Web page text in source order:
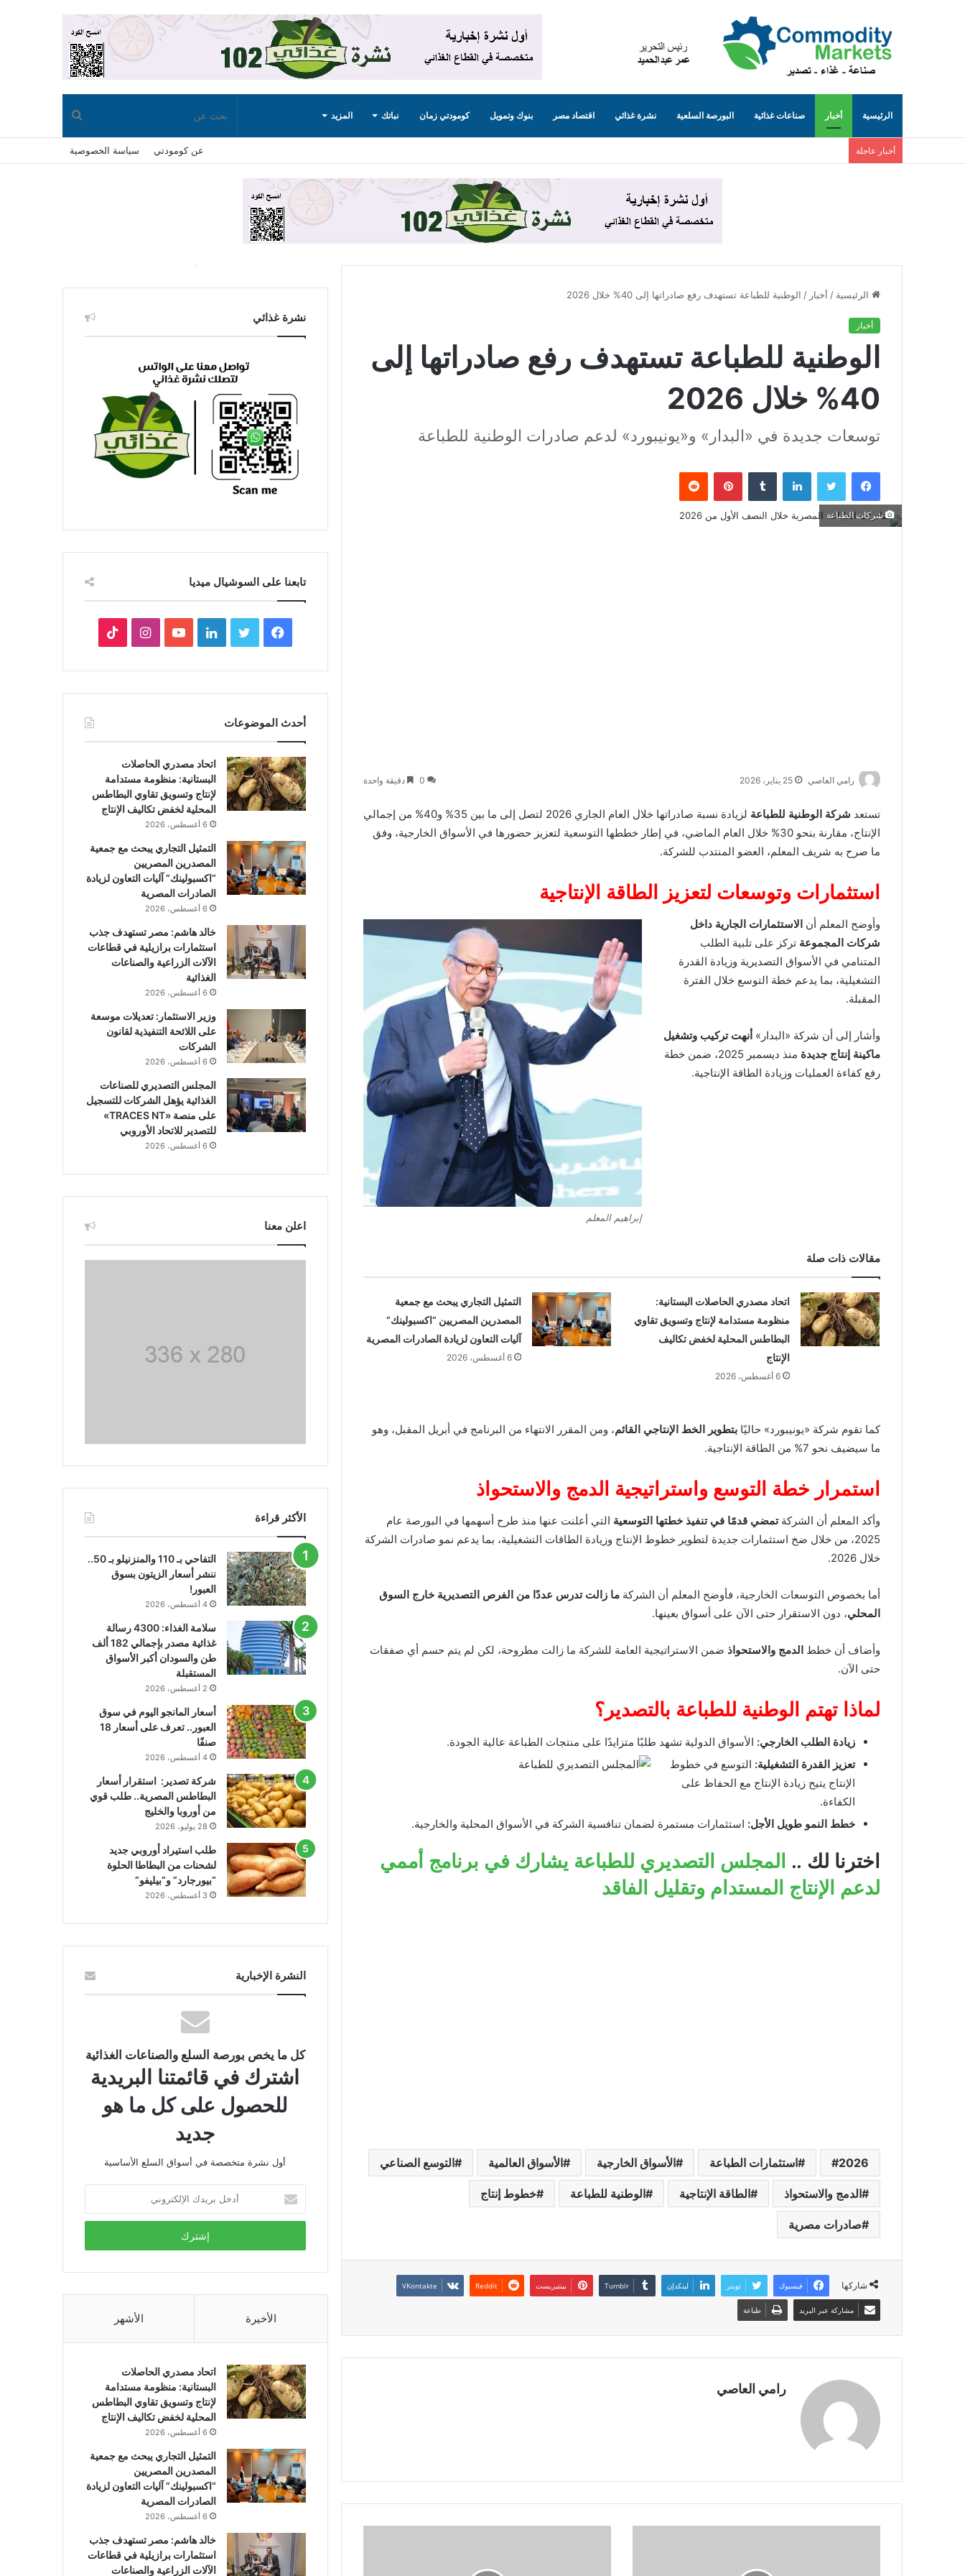
الرئيسية أخبار صناعات غذائية البورصة السلعية نشرة غذائي اقتصاد مصر بنوك وتمويل كومودتي زمان نباتك المزيد بحث
عن
أخبار عاجلة عن كومودتي سياسة الخصوصية
الرئيسية / أخبار / الوطنية للطباعة تستهدف رفع صادراتها إلى 40% خلال 2026
أخبار
الوطنية للطباعة تستهدف رفع صادراتها إلى
40% خلال 2026
توسعات جديدة في «البدار» و«يونيبورد» لدعم صادرات الوطنية للطباعة
فيسبوك تويتر لينكدإن بينتيريست
شركات الطباعة
رامي العاصي 25 يناير، 2026 0 دقيقة واحدة
تستعد شركة الوطنية للطباعة
لزيادة نسبة صادراتها خلال العام الجاري 2026 لتصل إلى ما بين 35% و40% من إجمالي
الإنتاج، مقارنة بنحو 30% خلال العام الماضي، في إطار خططها التوسعية لتعزيز حضورها في الأسواق الخارجية، وفق
ما صرح به شريف المعلم، العضو المنتدب للشركة.
استثمارات وتوسعات لتعزيز الطاقة الإنتاجية
إبراهيم المعلم
وأوضح المعلم أن الاستثمارات الجارية داخل
شركات المجموعة تركز على تلبية الطلب
المتنامي في الأسواق التصديرية وزيادة القدرة
التشغيلية، بما يدعم خطة التوسع خلال الفترة
المقبلة.
وأشار إلى أن شركة «البدار» أنهت تركيب وتشغيل
ماكينة إنتاج جديدة
منذ ديسمبر 2025، ضمن خطة
رفع كفاءة العمليات وزيادة الطاقة الإنتاجية.
مقالات ذات صلة
اتحاد مصدري الحاصلات البستانية:
منظومة مستدامة لإنتاج وتسويق تقاوي
البطاطس المحلية لخفض تكاليف
الإنتاج
6 أغسطس، 2026
التمثيل التجاري يبحث مع جمعية
المصدرين المصريين “اكسبولينك”
آليات التعاون لزيادة الصادرات المصرية
6 أغسطس، 2026
كما تقوم شركة «يونيبورد» حاليًا بتطوير الخط الإنتاجي القائم، ومن المقرر الانتهاء من البرنامج في أبريل المقبل، وهو
ما سيضيف نحو 7% من الطاقة الإنتاجية.
استمرار خطة التوسع واستراتيجية الدمج والاستحواذ
وأكد المعلم أن الشركةتمضي قدمًا في تنفيذ خطتها التوسعية التي أعلنت عنها منذ طرح أسهمها في البورصة عام
2025، من خلال ضخ استثمارات جديدة لتطوير خطوط الإنتاج وزيادة الطاقات التشغيلية، بما يدعم نمو صادرات الشركة
خلال 2026.
أما بخصوص التوسعات الخارجية، فأوضح المعلم أن الشركة ما زالت تدرس عددًا من الفرص التصديرية خارج السوق
المحلي، دون الاستقرار حتى الآن على أسواق بعينها.
وأضاف أن خطط الدمج والاستحواذ ضمن الاستراتيجية العامة للشركة ما زالت مطروحة، لكن لم يتم حسم أي صفقات
حتى الآن.
لماذا تهتم الوطنية للطباعة بالتصدير؟
زيادة الطلب الخارجي: الأسواق الدولية تشهد طلبًا متزايدًا على منتجات الطباعة عالية الجودة.
تعزيز القدرة التشغيلية: التوسع في خطوط
الإنتاج يتيح زيادة الإنتاج مع الحفاظ على
الكفاءة.
خطط النمو طويل الأجل: استثمارات مستمرة لضمان تنافسية الشركة في الأسواق المحلية والخارجية.
اخترنا لك .. المجلس التصديري للطباعة يشارك في برنامج أممي
لدعم الإنتاج المستدام وتقليل الفاقد
2026 استثمارات الطباعة الأسواق الخارجية الأسواق العالمية التوسع الصناعي
الدمج والاستحواذ الطاقة الإنتاجية الوطنية للطباعة خطوط إنتاج
صادرات مصرية
شاركها فيسبوك تويتر لينكدإن بينتيريست
مشاركة عبر البريد طباعة
رامي العاصي
نشرة غذائي
تابعنا على السوشيال ميديا
فيسبوكتويتر لينكدإنيوتيوبانستقرام
أحدث الموضوعات
اتحاد مصدري الحاصلات
البستانية: منظومة مستدامة
لإنتاج وتسويق تقاوي البطاطس
المحلية لخفض تكاليف الإنتاج
6 أغسطس، 2026
التمثيل التجاري يبحث مع جمعية
المصدرين المصريين
“اكسبولينك” آليات التعاون لزيادة
الصادرات المصرية
6 أغسطس، 2026
خالد هاشم: مصر تستهدف جذب
استثمارات برازيلية في قطاعات
الآلات الزراعية والصناعات
الغذائية
6 أغسطس، 2026
وزير الاستثمار: تعديلات موسعة
على اللائحة التنفيذية لقانون
الشركات
6 أغسطس، 2026
المجلس التصديري للصناعات
الغذائية يؤهل الشركات للتسجيل
على منصة «TRACES NT»
للتصدير للاتحاد الأوروبي
6 أغسطس، 2026
اعلن معنا
الأكثر قراءة
التفاحي بـ 110 والمنزنيلو بـ 50..
ننشر أسعار الزيتون بسوق
العبور!
4 أغسطس، 2026
سلامة الغذاء: 4300 رسالة
غذائية مصدر بإجمالي 182 ألف
طن والسودان أكبر الأسواق
المستقبلة
2 أغسطس، 2026
أسعار المانجو اليوم في سوق
العبور.. تعرف على أسعار 18
صنفًا
4 أغسطس، 2026
شركة تصدير: استقرار أسعار
البطاطس المصرية.. طلب قوي
من أوروبا والخليج
28 يوليو، 2026
طلب استيراد أوروبي جديد
لشحنات من البطاطا الحلوة
“بيورجارد” و”بيليفو”
3 أغسطس، 2026
النشرة الإخبارية
كل ما يخص بورصة السلع والصناعات الغذائية
اشترك في قائمتنا البريدية
للحصول على كل ما هو
جديد
أول نشرة متخصصة في أسواق السلع الأساسية
بريدك
الإلكتروني
الأخيرة الأشهر
اتحاد مصدري الحاصلات
البستانية: منظومة مستدامة
لإنتاج وتسويق تقاوي البطاطس
المحلية لخفض تكاليف الإنتاج
6 أغسطس، 2026
التمثيل التجاري يبحث مع جمعية
المصدرين المصريين
“اكسبولينك” آليات التعاون لزيادة
الصادرات المصرية
6 أغسطس، 2026
خالد هاشم: مصر تستهدف جذب
استثمارات برازيلية في قطاعات
الآلات الزراعية والصناعات